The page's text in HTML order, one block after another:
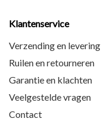
Klantenservice
Verzending en levering
Ruilen en retourneren
Garantie en klachten
Veelgestelde vragen
Contact